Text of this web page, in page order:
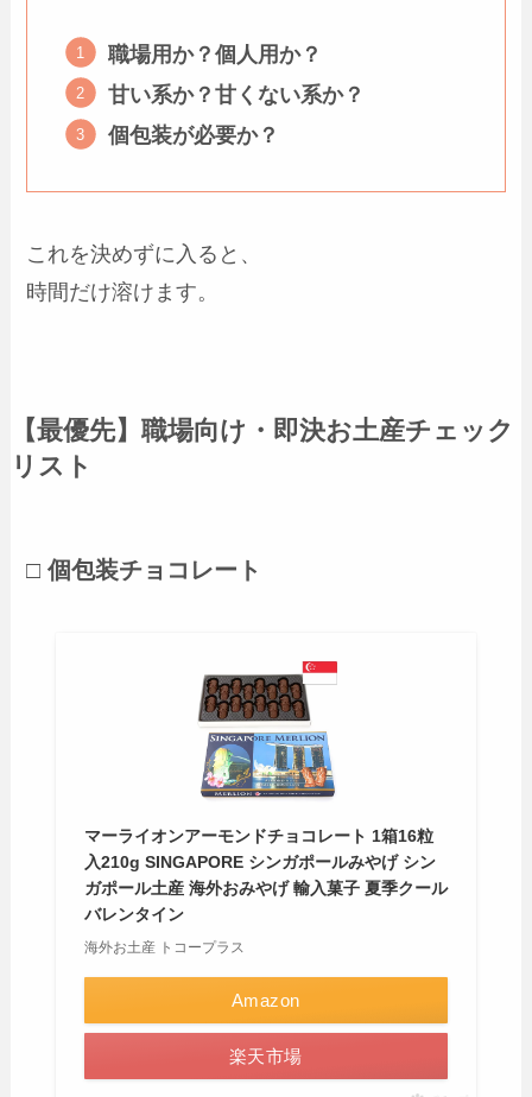
職場用か？個人用か？
甘い系か？甘くない系か？
個包装が必要か？
これを決めずに入ると、
時間だけ溶けます。
【最優先】職場向け・即決お土産チェック
リスト
□ 個包装チョコレート
マーライオンアーモンドチョコレート 1箱16粒
入210g SINGAPORE シンガポールみやげ シン
ガポール土産 海外おみやげ 輸入菓子 夏季クール
バレンタイン
海外お土産 トコープラス
Amazon
楽天市場